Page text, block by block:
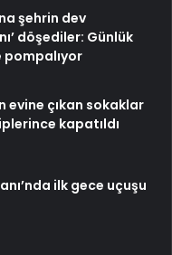
şehrin dev
döşediler: Günlük
evine çıkan sokaklar
kapatıldı
ilk gece uçuşu